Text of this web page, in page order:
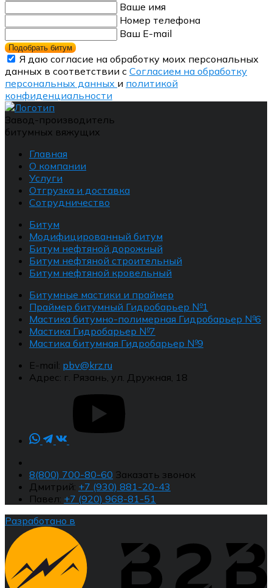
Ваше имя
Номер телефона
Ваш E-mail
Подобрать битум
Я даю согласие на обработку моих персональных
данных в соответствии с Согласием на обработку
персональных данных и политикой
конфиденциальности
Завод-производитель
битумных вяжущих
Главная
О компании
Услуги
Отгрузка и доставка
Сотрудничество
Битум
Модифицированный битум
Битум нефтяной дорожный
Битум нефтяной строительный
Битум нефтяной кровельный
Битумные мастики и праймер
Праймер битумный Гидробарьер №1
Мастика битумно-полимерная Гидробарьер №6
Мастика Гидробарьер №7
Мастика битумная Гидробарьер №9
E-mail: pbv@krz.ru
Адрес: г. Рязань, ул. Дружная, 18
8(800) 700-80-60 Заказать звонок
Дмитрий: +7 (930) 881-20-43
Павел: +7 (920) 968-81-51
Разработано в